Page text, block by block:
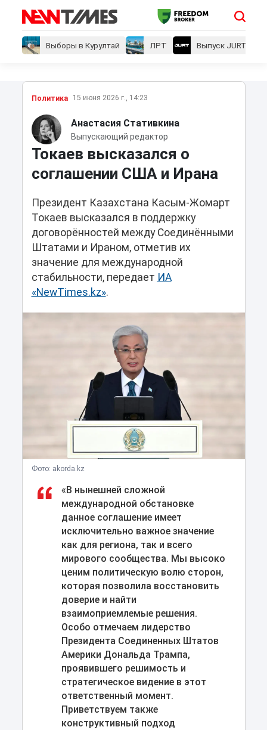
Выборы в Курултай ЛРТ Выпуск JURT
Политика 15 июня 2026 г., 14:23
Анастасия Стативкина
Выпускающий редактор
Токаев высказался о
соглашении США и Ирана
Президент Казахстана Касым-Жомарт
Токаев высказался в поддержку
договорённостей между Соединёнными
Штатами и Ираном, отметив их
значение для международной
стабильности, передает ИА
«NewTimes.kz».
Фото: akorda.kz
«В нынешней сложной
международной обстановке
данное соглашение имеет
исключительно важное значение
как для региона, так и всего
мирового сообщества. Мы высоко
ценим политическую волю сторон,
которая позволила восстановить
доверие и найти
взаимоприемлемые решения.
Особо отмечаем лидерство
Президента Соединенных Штатов
Америки Дональда Трампа,
проявившего решимость и
стратегическое видение в этот
ответственный момент.
Приветствуем также
конструктивный подход